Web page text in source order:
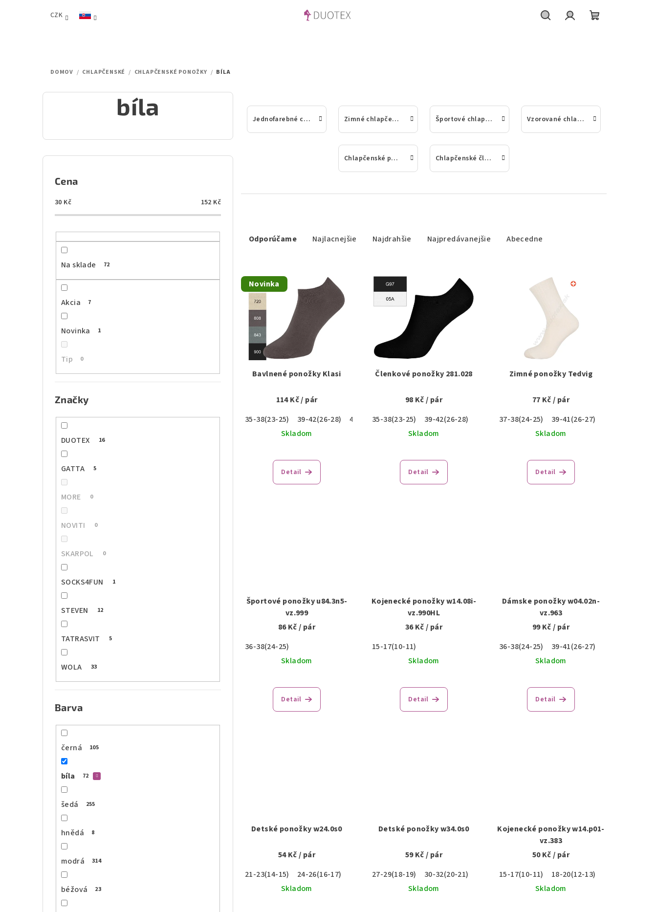
CZK
DOMOV / CHLAPČENSKÉ / CHLAPČENSKÉ PONOŽKY / BÍLA
bíla
Cena
30 Kč 152 Kč
Na sklade 72
Akcia 7
Novinka 1
Tip 0
Značky
DUOTEX 16
GATTA 5
MORE 0
NOVITI 0
SKARPOL 0
SOCKS4FUN 1
STEVEN 12
TATRASVIT 5
WOLA 33
Barva
černá 105
bíla 72
šedá 255
hnědá 8
modrá 314
béžová 23
Jednofarebné chlapčenské ponožky Zimné chlapčenské ponožky Športové chlapčenské ponožky Vzorované chlapčenské ponožky
Chlapčenské ponožky z bambusu alebo 100% bavlny Chlapčenské členkové a nízke ponožky
a
e
p
d
Odporúčame Najlacnejšie Najdrahšie Najpredávanejšie Abecedne
V
ý
p
d
Novinka
Bavlnené ponožky Klasi
114 Kč/ pár
35-38(23-25)
39-42(26-28)
43-46(29-31)
Skladom
Detail
Členkové ponožky 281.028
98 Kč/ pár
35-38(23-25)
39-42(26-28)
Skladom
Detail
Zimné ponožky Tedvig
77 Kč/ pár
37-38(24-25)
39-41(26-27)
Skladom
Detail
Športové ponožky u84.3n5-
vz.999
86 Kč/ pár
36-38(24-25)
Skladom
Detail
Kojenecké ponožky w14.08i-
vz.990HL
36 Kč/ pár
15-17(10-11)
Skladom
Detail
Dámske ponožky w04.02n-
vz.963
99 Kč/ pár
36-38(24-25)
39-41(26-27)
Skladom
Detail
Detské ponožky w24.0s0
54 Kč/ pár
21-23(14-15)
24-26(16-17)
Skladom
Detské ponožky w34.0s0
59 Kč/ pár
27-29(18-19)
30-32(20-21)
Skladom
Kojenecké ponožky w14.p01-
vz.383
50 Kč/ pár
15-17(10-11)
18-20(12-13)
Skladom